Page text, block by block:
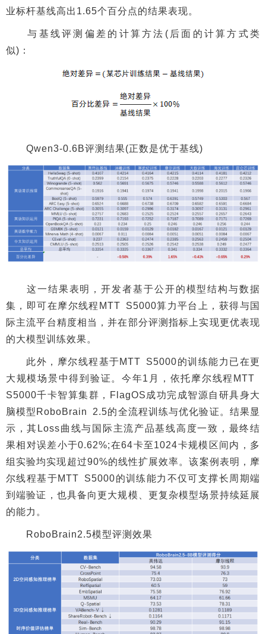
业标杆基线高出1.65个百分点的结果表现。
与基线评测偏差的计算方法(后面的计算方式类
似)：
Qwen3-0.6B评测结果(正数是优于基线)
这一结果表明，开发者基于公开的模型结构与数据
集，即可在摩尔线程MTT S5000算力平台上，获得与国
际主流平台精度相当，并在部分评测指标上实现更优表现
的大模型训练效果。
此外，摩尔线程基于MTT S5000的训练能力已在更
大规模场景中得到验证。今年1月，依托摩尔线程MTT
S5000千卡智算集群，FlagOS成功完成智源自研具身大
脑模型RoboBrain 2.5的全流程训练与优化验证。结果显
示，其Loss曲线与国际主流产品基线高度一致，最终结
果相对误差小于0.62%;在64卡至1024卡规模区间内，多
组实验均实现超过90%的线性扩展效率。该案例表明，摩
尔线程基于MTT S5000的训练能力不仅可支撑长周期端
到端验证，也具备向更大规模、更复杂模型场景持续延展
的能力。
RoboBrain2.5模型评测效果